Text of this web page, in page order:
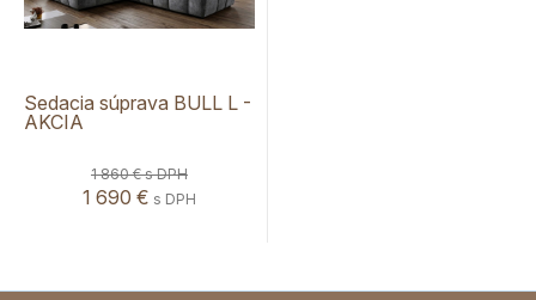
Sedacia súprava BULL L -
AKCIA
1 860 €s DPH
1 690 € s DPH